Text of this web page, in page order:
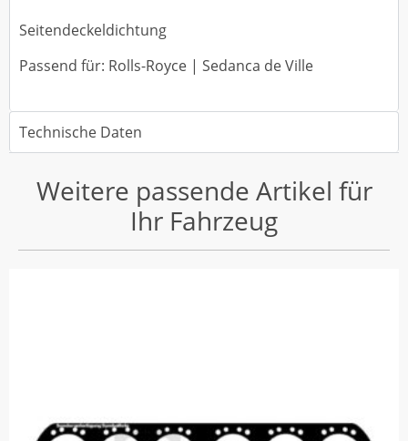
Seitendeckeldichtung
Passend für: Rolls-Royce | Sedanca de Ville
Technische Daten
Weitere passende Artikel für
Ihr Fahrzeug